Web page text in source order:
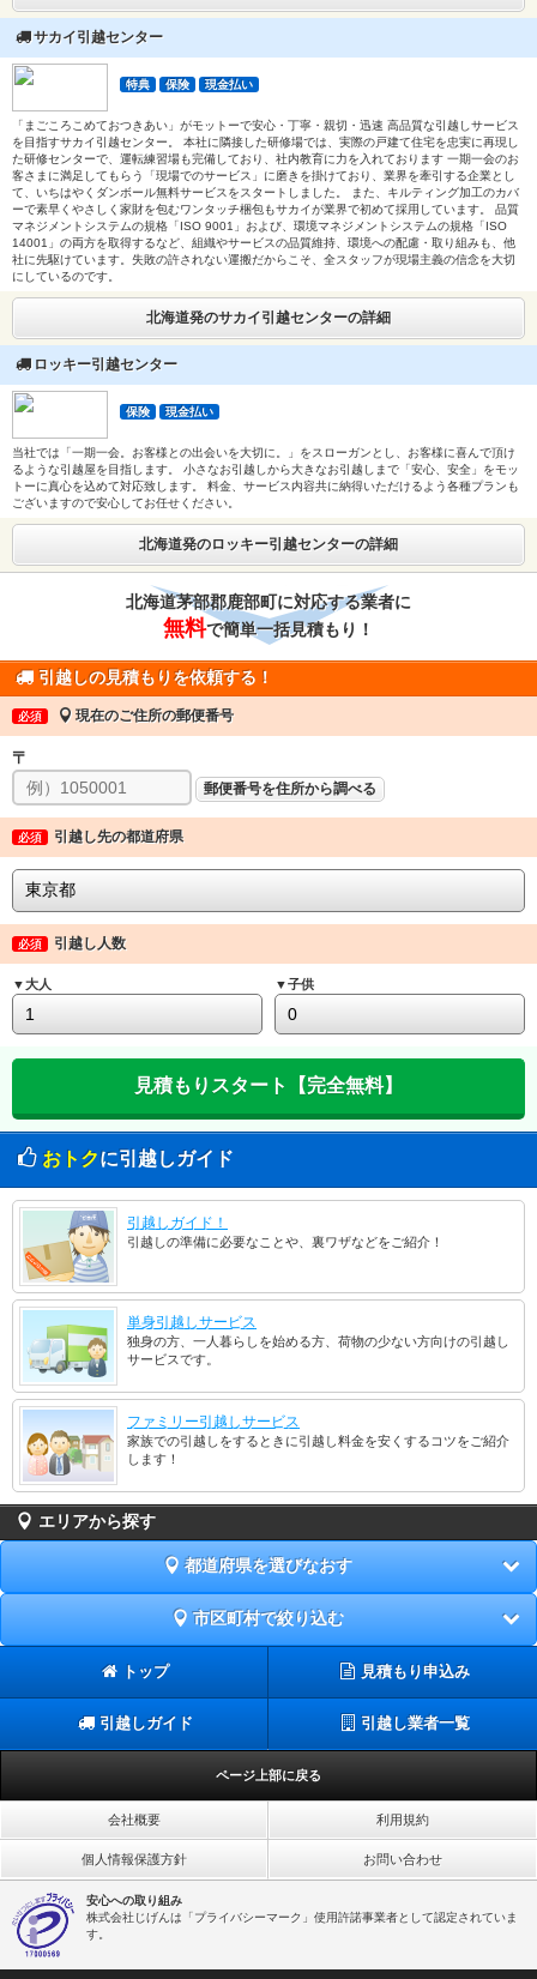
サカイ引越センター
特典 保険 現金払い
「まごころこめておつきあい」がモットーで安心・丁寧・親切・迅速 高品質な引越しサービス
を目指すサカイ引越センター。 本社に隣接した研修場では、実際の戸建て住宅を忠実に再現し
た研修センターで、運転練習場も完備しており、社内教育に力を入れております 一期一会のお
客さまに満足してもらう「現場でのサービス」に磨きを掛けており、業界を牽引する企業とし
て、いちはやくダンボール無料サービスをスタートしました。 また、キルティング加工のカバ
ーで素早くやさしく家財を包むワンタッチ梱包もサカイが業界で初めて採用しています。 品質
マネジメントシステムの規格「ISO 9001」および、環境マネジメントシステムの規格「ISO
14001」の両方を取得するなど、組織やサービスの品質維持、環境への配慮・取り組みも、他
社に先駆けています。失敗の許されない運搬だからこそ、全スタッフが現場主義の信念を大切
にしているのです。
北海道発のサカイ引越センターの詳細
ロッキー引越センター
保険 現金払い
当社では「一期一会。お客様との出会いを大切に。」をスローガンとし、お客様に喜んで頂け
るような引越屋を目指します。 小さなお引越しから大きなお引越しまで「安心、安全」をモッ
トーに真心を込めて対応致します。 料金、サービス内容共に納得いただけるよう各種プランも
ございますので安心してお任せください。
北海道発のロッキー引越センターの詳細
北海道茅部郡鹿部町に対応する業者に
無料で簡単一括見積もり！
引越しの見積もりを依頼する！
必須 現在のご住所の郵便番号
〒
郵便番号を住所から調べる
必須 引越し先の都道府県
必須 引越し人数
▼大人 ▼子供
おトクに引越しガイド
引越しガイド！
引越しの準備に必要なことや、裏ワザなどをご紹介！
単身引越しサービス
独身の方、一人暮らしを始める方、荷物の少ない方向けの引越し
サービスです。
ファミリー引越しサービス
家族での引越しをするときに引越し料金を安くするコツをご紹介
します！
エリアから探す
都道府県を選びなおす
市区町村で絞り込む
トップ 見積もり申込み
引越しガイド 引越し業者一覧
ページ上部に戻る
会社概要 利用規約
個人情報保護方針 お問い合わせ
安心への取り組み
株式会社じげんは「プライバシーマーク」使用許諾事業者として認定されていま
す。